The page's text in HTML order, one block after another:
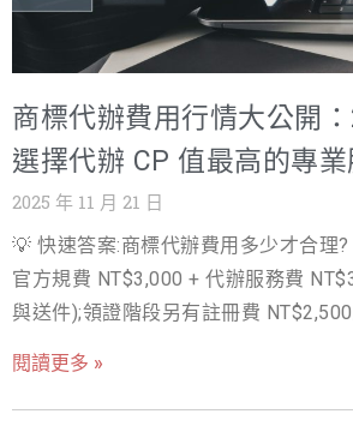
遠方的總公司缺乏熟悉感與信任，導
重。 這些挑戰，讓許多企業在擴張的
彈性的姿態，迅速融入新市場，並享
勢？答案是肯定的，那就是設立分公司
痛點、實現高效擴張的最佳策略。它不
地理位置擁有一個合法的經營據點，
了一種在法律、稅務和營運上都極具
公司作為總公司的延伸，能快速複製
品牌資產和管理體系，同時享有稅務上
商標代辦費用行情大公開
選擇代辦 CP 值最高的專業
2025 年 11 月 21 日
💡 快速答案:商標代辦費用多少才合理
官方規費 NT$3,000 + 代辦服務費
與送件);領證階段另有註冊費
回申復與到期監控。多類別申請通常有
為一份全面、深度的商標代辦費用指
閱讀更多 »